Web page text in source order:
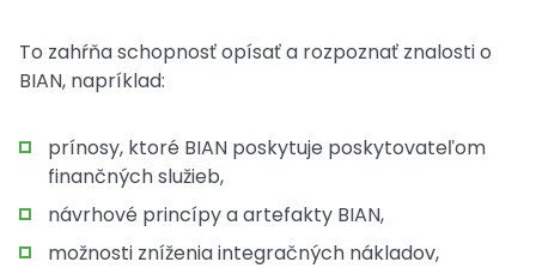
To zahŕňa schopnosť opísať a rozpoznať znalosti o
BIAN, napríklad:
prínosy, ktoré BIAN poskytuje poskytovateľom
finančných služieb,
návrhové princípy a artefakty BIAN,
možnosti zníženia integračných nákladov,